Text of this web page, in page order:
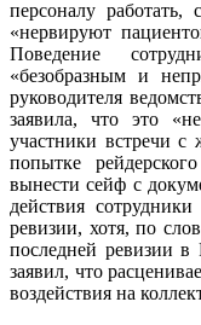
персоналу
«нервируют
Поведение
«безобразным и
руководителя
заявила, что это
участники встречи
попытке
вынести сейф с
действия
ревизии, хотя, по
последней ревизии
заявил, что
воздействия на